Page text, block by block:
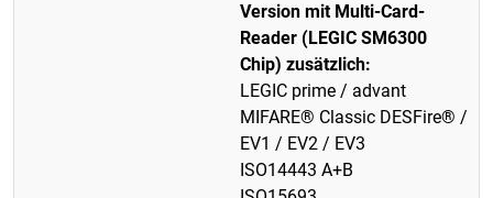
Version mit Multi-Card-
Reader (LEGIC SM6300
Chip) zusätzlich:
LEGIC prime / advant
MIFARE® Classic DESFire® /
EV1 / EV2 / EV3
ISO14443 A+B